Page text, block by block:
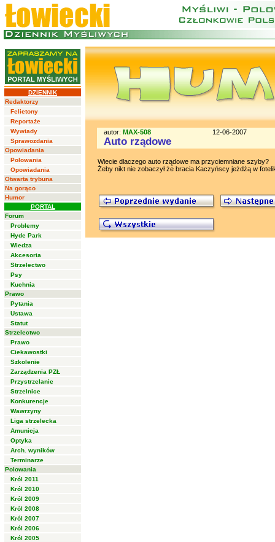
DZIENNIK
Redaktorzy
Felietony
Reportaże
Wywiady
Sprawozdania
Opowiadania
Polowania
Opowiadania
Otwarta trybuna
Na gorąco
Humor
PORTAL
Forum
Problemy
Hyde Park
Wiedza
Akcesoria
Strzelectwo
Psy
Kuchnia
Prawo
Pytania
Ustawa
Statut
Strzelectwo
Prawo
Ciekawostki
Szkolenie
Zarządzenia PZŁ
Przystrzelanie
Strzelnice
Konkurencje
Wawrzyny
Liga strzelecka
Amunicja
Optyka
Arch. wyników
Terminarze
Polowania
Król 2011
Król 2010
Król 2009
Król 2008
Król 2007
Król 2006
Król 2005
autor: MAX-508 12-06-2007
Auto rządowe
Wiecie dlaczego auto rządowe ma przyciemniane szyby?
Żeby nikt nie zobaczył że bracia Kaczyńscy jeżdżą w